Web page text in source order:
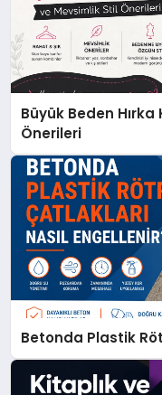
Büyük Beden
Önerileri
Betonda Plastik